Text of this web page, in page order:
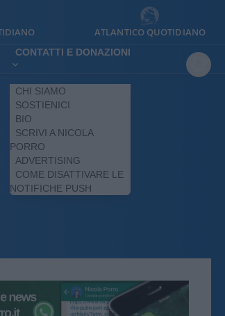
ATLANTICO QUOTIDIANO
CONTATTI E DONAZIONI
CHI SIAMO
SOSTIENICI
BIO
SCRIVI A NICOLA
PORRO
ADVERTISING
COME DISATTIVARE LE
NOTIFICHE PUSH